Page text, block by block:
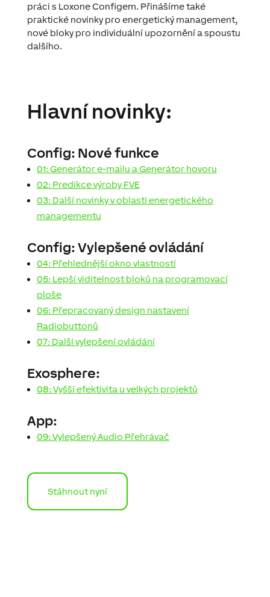
práci s Loxone Configem. Přinášíme také
praktické novinky pro energetický management,
nové bloky pro individuální upozornění a spoustu
dalšího.
Hlavní novinky:
Config: Nové funkce
01: Generátor e-mailu a Generátor hovoru
02: Predikce výroby FVE
03: Další novinky v oblasti energetického
managementu
Config: Vylepšené ovládání
04: Přehlednější okno vlastností
05: Lepší viditelnost bloků na programovací
ploše
06: Přepracovaný design nastavení
Radiobuttonů
07: Další vylepšení ovládání
Exosphere:
08: Vyšší efektivita u velkých projektů
App:
09: Vylepšený Audio Přehrávač
Stáhnout nyní